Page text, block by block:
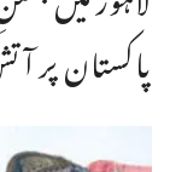
پاکستان پر